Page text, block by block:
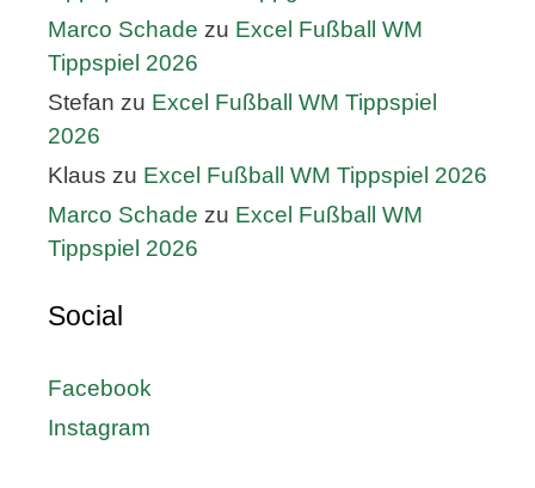
Marco Schade zu Excel Fußball WM
Tippspiel 2026
Stefan zu Excel Fußball WM Tippspiel
2026
Klaus zu Excel Fußball WM Tippspiel 2026
Marco Schade zu Excel Fußball WM
Tippspiel 2026
Social
Facebook
Instagram